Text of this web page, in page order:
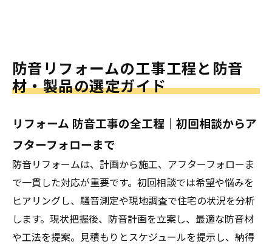
防音リフォームの工事工程と防音
材・製品の選定ガイド
リフォーム 防音工事の全工程｜初回相談からア
フターフォローまで
防音リフォームは、計画から施工、アフターフォローま
で一貫した対応が重要です。初回相談では希望や悩みを
ヒアリングし、騒音測定や現地調査で住宅の状況を分析
します。現状把握後、防音計画を立案し、最適な防音材
や工法を提案。見積もりとスケジュールを提示し、納得